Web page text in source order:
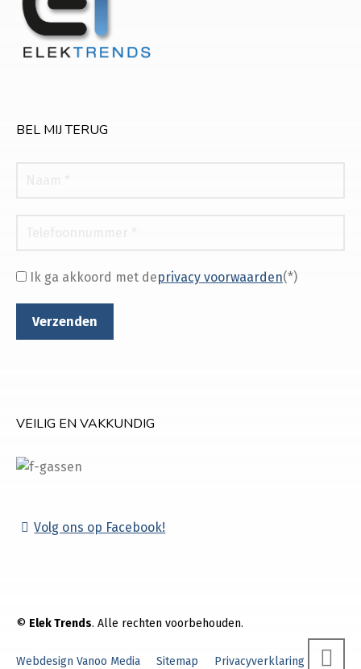
BEL MIJ TERUG
Ik ga akkoord met deprivacy voorwaarden(*)
VEILIG EN VAKKUNDIG
Volg ons op Facebook!
© Elek Trends. Alle rechten voorbehouden.
Webdesign Vanoo Media Sitemap Privacyverklaring